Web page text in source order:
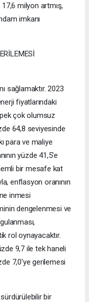
milyon artmış,
imkanı
sağlamaktır. 2023
fiyatlarındaki
çok olumsuz
64,8 seviyesinde
para ve maliye
yüzde 41,5'e
bir mesafe kat
enflasyon oranının
inmesi
dengelenmesi ve
rol oynayacaktır.
9,7 ile tek haneli
7,0'ye gerilemesi
bir